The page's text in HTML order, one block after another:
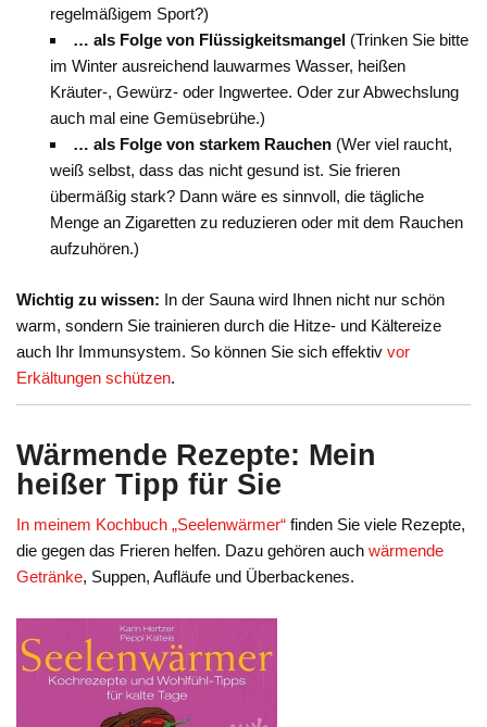
regelmäßigem Sport?)
… als Folge von Flüssigkeitsmangel(Trinken Sie bitte
im Winter ausreichend lauwarmes Wasser, heißen
Kräuter-, Gewürz- oder Ingwertee. Oder zur Abwechslung
auch mal eine Gemüsebrühe.)
… als Folge von starkem Rauchen (Wer viel raucht,
weiß selbst, dass das nicht gesund ist. Sie frieren
übermäßig stark? Dann wäre es sinnvoll, die tägliche
Menge an Zigaretten zu reduzieren oder mit dem Rauchen
aufzuhören.)
Wichtig zu wissen: In der Sauna wird Ihnen nicht nur schön
warm, sondern Sie trainieren durch die Hitze- und Kältereize
auch Ihr Immunsystem. So können Sie sich effektivvor
Erkältungen schützen.
Wärmende Rezepte: Mein
heißer Tipp für Sie
In meinem Kochbuch „Seelenwärmer“ finden Sie viele Rezepte,
die gegen das Frieren helfen. Dazu gehören auchwärmende
Getränke, Suppen, Aufläufe und Überbackenes.